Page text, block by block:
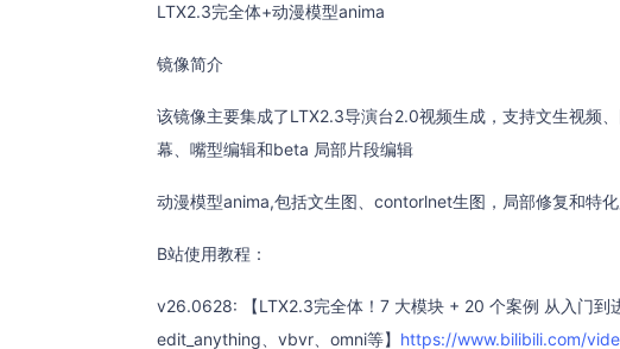
LTX2.3完全体+动漫模型anima
镜像简介
该镜像主要集成了LTX2.3导演台2.0视频生成，支持文生视频
幕、嘴型编辑和beta 局部片段编辑
动漫模型anima,包括文生图、contorlnet生图，局部修复和特
B站使用教程：
v26.0628: 【LTX2.3完全体！7 大模块 + 20 个案例 从入门到
edit_anything、vbvr、omni等】 https://www.bilibili.com/